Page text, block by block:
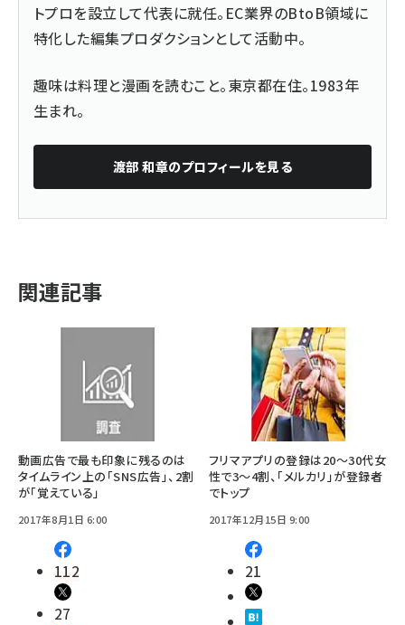
トプロを設立して代表に就任。EC業界のBtoB領域に
特化した編集プロダクションとして活動中。
趣味は料理と漫画を読むこと。東京都在住。1983年
生まれ。
渡部 和章のプロフィールを見る
関連記事
動画広告で最も印象に残るのは
タイムライン上の「SNS広告」、2割
が「覚えている」
2017年8月1日 6:00
112
27
フリマアプリの登録は20～30代女
性で3～4割、「メルカリ」が登録者
でトップ
2017年12月15日 9:00
21